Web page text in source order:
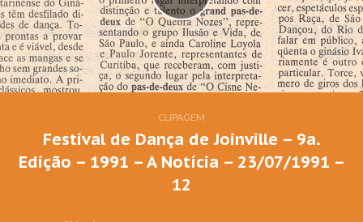
CLIPAGEM
Festival de Dança de Joinville – 9a.
Edição – 1991 – A Notícia – 23/07/1991 –
12